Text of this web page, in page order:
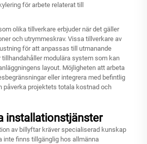
för arbete relaterat till
olika tillverkare erbjuder när det gäller
och utrymmeskrav. Vissa tillverkare av
för att anpassas till utmanande
modulära system som kan
layout. Möjligheten att arbeta
eller integrera med befintlig
påverka projektets totala kostnad och
installationstjänster
av billyftar kräver specialiserad kunskap
inte finns tillgänglig hos allmänna